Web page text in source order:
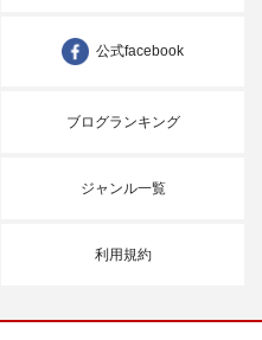
公式facebook
ブログランキング
ジャンル一覧
利用規約